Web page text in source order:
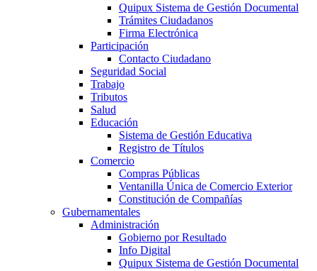
Quipux Sistema de Gestión Documental
Trámites Ciudadanos
Firma Electrónica
Participación
Contacto Ciudadano
Seguridad Social
Trabajo
Tributos
Salud
Educación
Sistema de Gestión Educativa
Registro de Títulos
Comercio
Compras Públicas
Ventanilla Única de Comercio Exterior
Constitución de Compañías
Gubernamentales
Administración
Gobierno por Resultado
Info Digital
Quipux Sistema de Gestión Documental